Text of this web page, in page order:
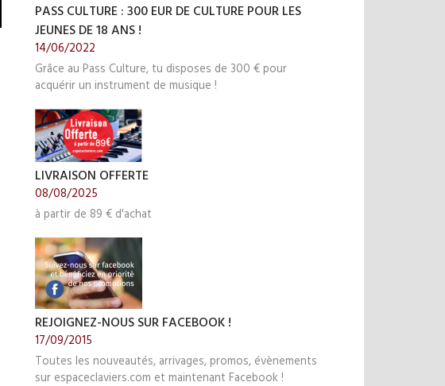
PASS CULTURE : 300 EUR DE CULTURE POUR LES
JEUNES DE 18 ANS !
14/06/2022
Grâce au Pass Culture, tu disposes de 300 € pour
acquérir un instrument de musique !
LIVRAISON OFFERTE
08/08/2025
à partir de 89 € d'achat
REJOIGNEZ-NOUS SUR FACEBOOK !
17/09/2015
Toutes les nouveautés, arrivages, promos, évènements
sur espaceclaviers.com et maintenant Facebook !